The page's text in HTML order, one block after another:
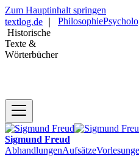
Zum Hauptinhalt springen
textlog.de
Historische
Texte &
Wörterbücher
Philosophie
Sigmund Freud
AbhandlungenAufsätze